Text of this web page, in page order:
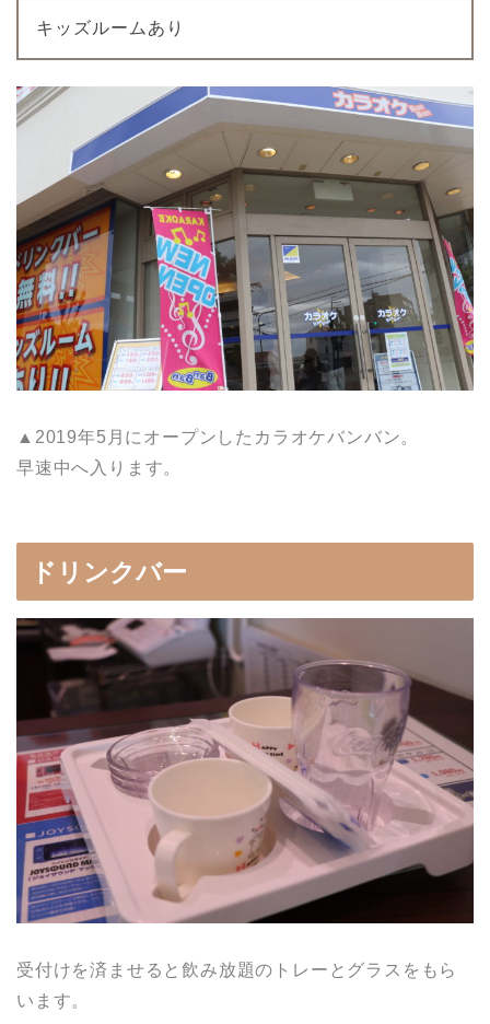
キッズルームあり
▲2019年5月にオープンしたカラオケバンバン。
早速中へ入ります。
ドリンクバー
受付けを済ませると飲み放題のトレーとグラスをもら
います。